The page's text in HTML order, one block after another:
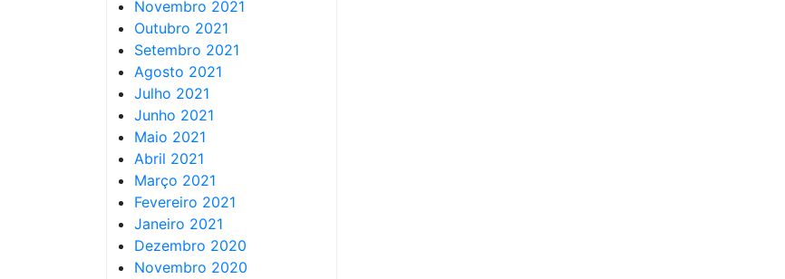
Novembro 2021
Outubro 2021
Setembro 2021
Agosto 2021
Julho 2021
Junho 2021
Maio 2021
Abril 2021
Março 2021
Fevereiro 2021
Janeiro 2021
Dezembro 2020
Novembro 2020